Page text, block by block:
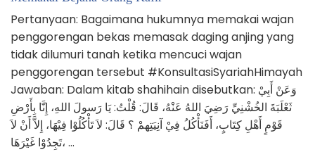
Pertanyaan: Bagaimana hukumnya memakai wajan
penggorengan bekas memasak daging anjing yang
tidak dilumuri tanah ketika mencuci wajan
penggorengan tersebut #KonsultasiSyariahHimayah
Jawaban: Dalam kitab shahihain disebutkan: وَعَنْ أَبِيْ
ثَعْلَبَةَ الخُشْنِيِّ رَضِيَ اللهُ عَنْهُ، قَالَ: قُلْتُ: يَا رَسولَ اللهِ، إِنَّا بِأَرْضِ
قَوْمٍ أَهْلِ كِتَابٍ، أَفَنَأْكُلُ فِيْ آنِيَتِهمْ ؟ قَالَ: لاَ تَأْكُلُوْا فِيْهَا، إِلاَّ أَنْ لاَ
تَجِدُوْا غَيْرَهَا، …